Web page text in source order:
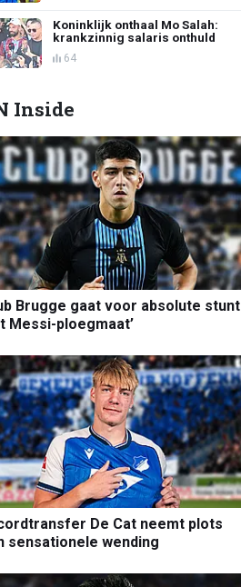
Koninklijk onthaal Mo Salah:
krankzinnig salaris onthuld
64
Inside
Brugge gaat voor absolute stunt
Messi-ploegmaat’
De Cat neemt plots
sensationele wending